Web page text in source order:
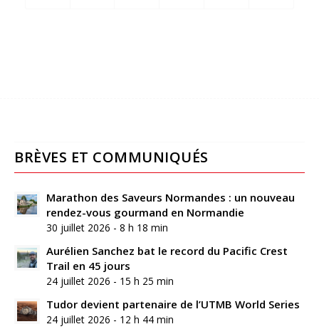
BRÈVES ET COMMUNIQUÉS
Marathon des Saveurs Normandes : un nouveau
rendez-vous gourmand en Normandie
30 juillet 2026 - 8 h 18 min
Aurélien Sanchez bat le record du Pacific Crest
Trail en 45 jours
24 juillet 2026 - 15 h 25 min
Tudor devient partenaire de l’UTMB World Series
24 juillet 2026 - 12 h 44 min